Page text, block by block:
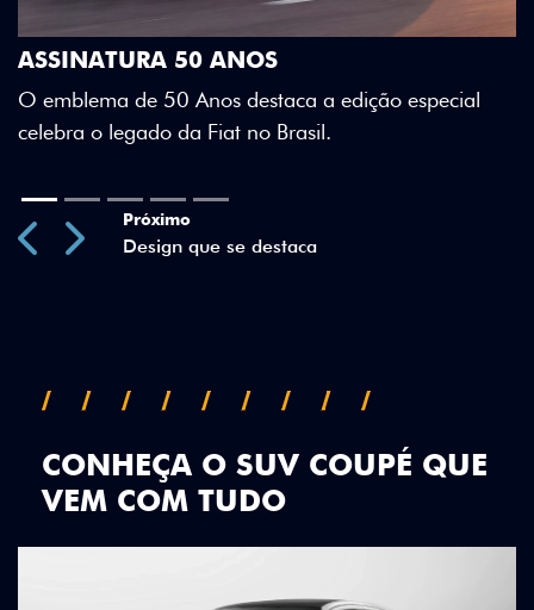
DESIGN QUE SE DESTACA
Teto bicolor, adesivos estilizados e detalhes em
Green criam uma identidade visual única.
Previous
Next
CONHEÇA O SUV COUPÉ QUE
VEM COM TUDO